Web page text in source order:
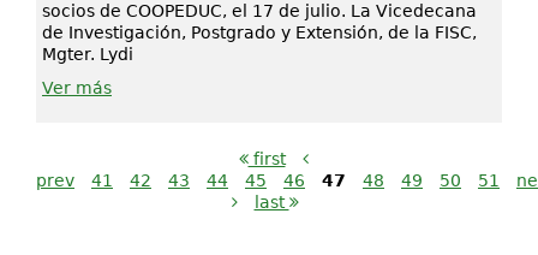
socios de COOPEDUC, el 17 de julio. La Vicedecana
de Investigación, Postgrado y Extensión, de la FISC,
Mgter. Lydi
Ver más
first
prev
41 42 43 44 45 46 47 48 49 50 51
last